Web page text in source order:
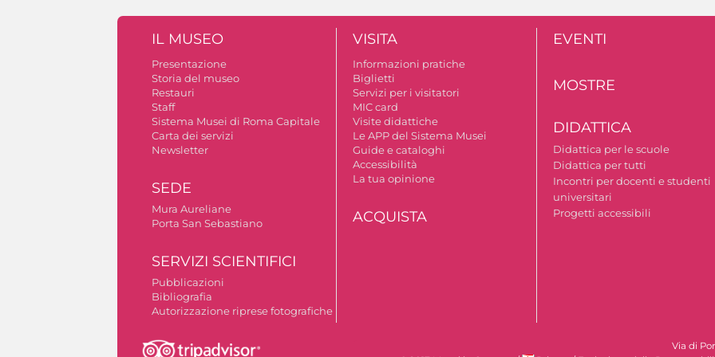
IL MUSEO
Presentazione
Storia del museo
Restauri
Staff
Sistema Musei di Roma Capitale
Carta dei servizi
Newsletter
SEDE
Mura Aureliane
Porta San Sebastiano
SERVIZI SCIENTIFICI
Pubblicazioni
Bibliografia
Autorizzazione riprese fotografiche
VISITA
Informazioni pratiche
Biglietti
Servizi per i visitatori
MIC card
Visite didattiche
Le APP del Sistema Musei
Guide e cataloghi
Accessibilità
La tua opinione
ACQUISTA
EVENTI
MOSTRE
DIDATTICA
Didattica per le scuole
Didattica per tutti
Incontri per docenti e studenti
universitari
Progetti accessibili
Via di